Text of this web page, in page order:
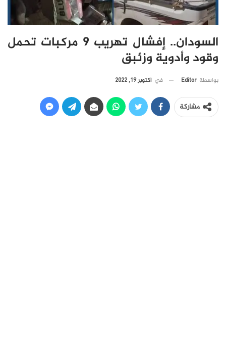
السودان.. إفشال تهريب 9 مركبات تحمل
وقود وأدوية وزئبق
بواسطة Editor في أكتوبر 19, 2022
مشاركة